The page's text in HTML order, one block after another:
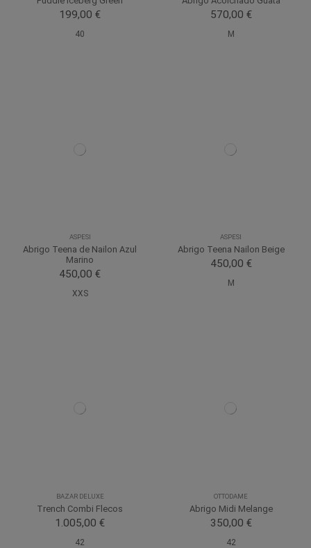
199,00 €
40
570,00 €
M
ASPESI
Abrigo Teena de Nailon Azul
Marino
450,00 €
XXS
ASPESI
Abrigo Teena Nailon Beige
450,00 €
M
BAZAR DELUXE
Trench Combi Flecos
1.005,00 €
42
OTTODAME
Abrigo Midi Melange
350,00 €
42